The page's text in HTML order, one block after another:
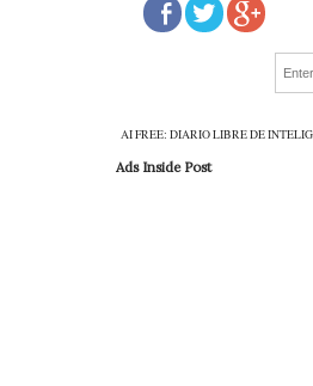
AI FREE: DIARIO LIBRE DE
Ads Inside Post